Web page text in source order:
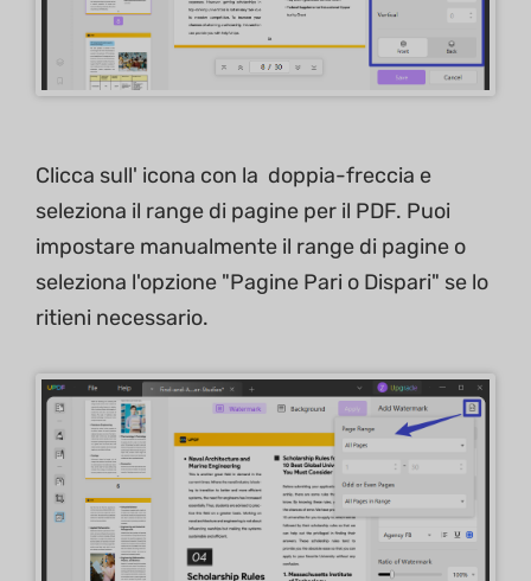
Clicca sull' icona con la doppia-freccia e
seleziona il range di pagine per il PDF. Puoi
impostare manualmente il range di pagine o
seleziona l'opzione "Pagine Pari o Dispari" se lo
ritieni necessario.